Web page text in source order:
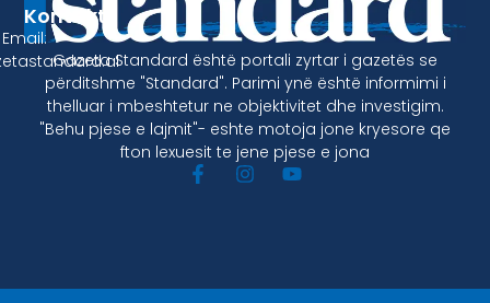
Gazeta Standard është portali zyrtar i gazetës se
përditshme "Standard". Parimi ynë është informimi i
thelluar i mbeshtetur ne objektivitet dhe investigim.
"Behu pjese e lajmit"- eshte motoja jone kryesore qe
fton lexuesit te jene pjese e jona
Kontakt
Email: